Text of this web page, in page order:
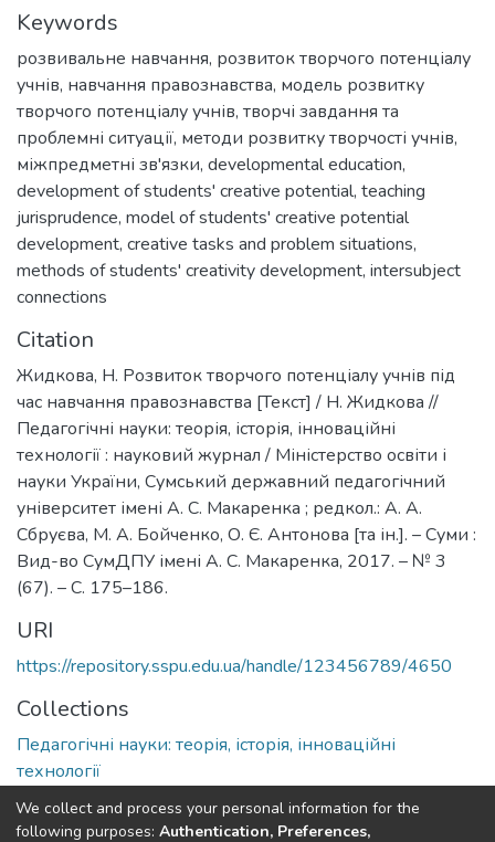
Keywords
розвивальне навчання, розвиток творчого потенціалу
учнів, навчання правознавства, модель розвитку
творчого потенціалу учнів, творчі завдання та
проблемні ситуації, методи розвитку творчості учнів,
міжпредметні зв'язки, developmental education,
development of students' creative potential, teaching
jurisprudence, model of students' creative potential
development, creative tasks and problem situations,
methods of students' creativity development, intersubject
connections
Citation
Жидкова, Н. Розвиток творчого потенціалу учнів під
час навчання правознавства [Текст] / Н. Жидкова //
Педагогічні науки: теорія, історія, інноваційні
технології : науковий журнал / Міністерство освіти і
науки України, Сумський державний педагогічний
університет імені А. С. Макаренка ; редкол.: А. А.
Сбруєва, М. А. Бойченко, О. Є. Антонова [та ін.]. – Суми :
Вид-во СумДПУ імені А. С. Макаренка, 2017. – № 3
(67). – С. 175–186.
URI
https://repository.sspu.edu.ua/handle/123456789/4650
Collections
Педагогічні науки: теорія, історія, інноваційні
технології
Full item page Google Scholar
We collect and process your personal information for the
following purposes: Authentication, Preferences,